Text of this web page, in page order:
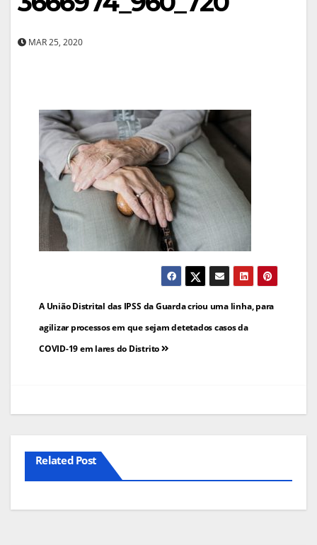
MAR 25, 2020
Navegação
de
artigos
A União Distrital das IPSS da Guarda criou uma linha, para
agilizar processos em que sejam detetados casos da
COVID-19 em lares do Distrito
Related Post